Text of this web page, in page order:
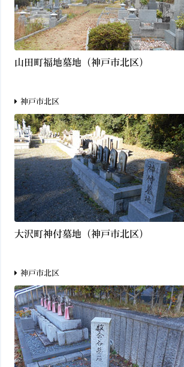
山田町福地墓地（神戸市北区）
神戸市北区
大沢町神付墓地（神戸市北区）
神戸市北区